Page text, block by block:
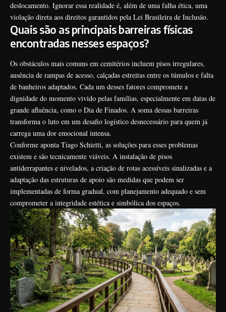
deslocamento. Ignorar essa realidade é, além de uma falha ética, uma
violação direta aos direitos garantidos pela Lei Brasileira de Inclusão.
Quais são as principais barreiras físicas
encontradas nesses espaços?
Os obstáculos mais comuns em cemitérios incluem pisos irregulares,
ausência de rampas de acesso, calçadas estreitas entre os túmulos e falta
de banheiros adaptados. Cada um desses fatores compromete a
dignidade do momento vivido pelas famílias, especialmente em datas de
grande afluência, como o Dia de Finados. A soma dessas barreiras
transforma o luto em um desafio logístico desnecessário para quem já
carrega uma dor emocional intensa.
Conforme aponta Tiago Schietti, as soluções para esses problemas
existem e são tecnicamente viáveis. A instalação de pisos
antiderrapantes e nivelados, a criação de rotas acessíveis sinalizadas e a
adaptação das estruturas de apoio são medidas que podem ser
implementadas de forma gradual, com planejamento adequado e sem
comprometer a integridade estética e simbólica dos espaços.